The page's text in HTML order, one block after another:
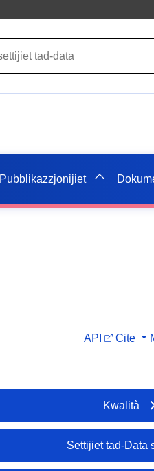
Pubblikazzjonijiet
API Cite
Kwalità
Settijiet tad-Data